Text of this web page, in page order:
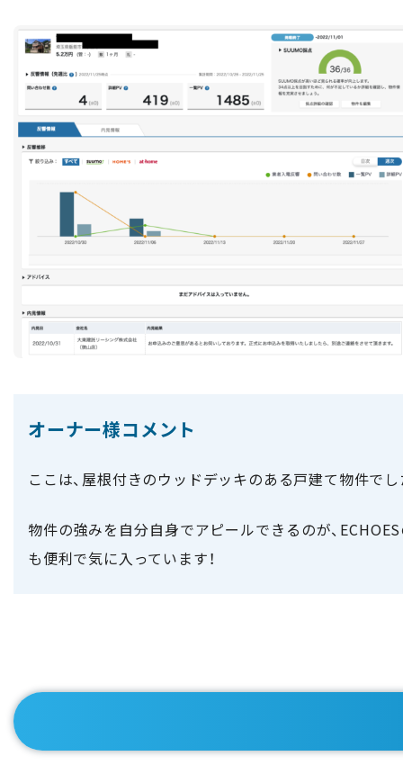
オーナー様コメント
ここは、屋根付きのウッドデッキのある戸建て物件でし
物件の強みを自分自身でアピールできるのが、
も便利で気に入っています！